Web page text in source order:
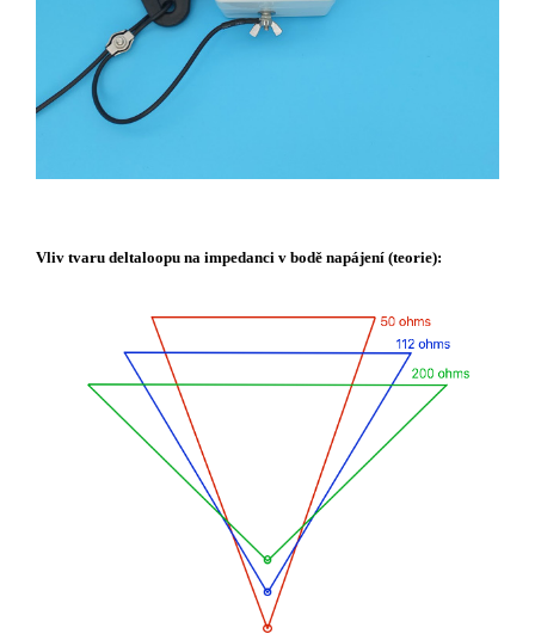
Vliv tvaru deltaloopu na impedanci v bodě napájení (teorie):